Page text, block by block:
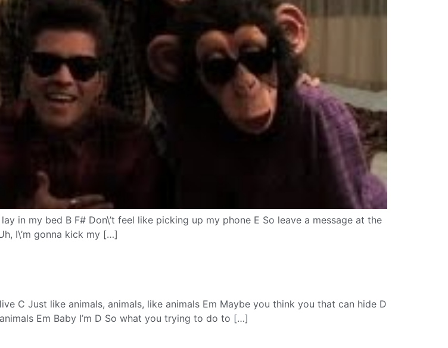
in my bed B F# Don\’t feel like picking up my phone E So leave a message at the
I\’m gonna kick my […]
C Just like animals, animals, like animals Em Maybe you think you that can hide D
Em Baby I’m D So what you trying to do to […]